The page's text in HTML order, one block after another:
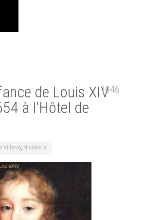
de Louis XIV
à l'Hôtel de
1646
Villeroy, Nicolas V